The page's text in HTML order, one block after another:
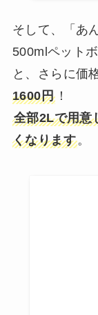
そして、「あ
500mlペット
と、さらに価
1600円！
全部2Lで用意
くなります。